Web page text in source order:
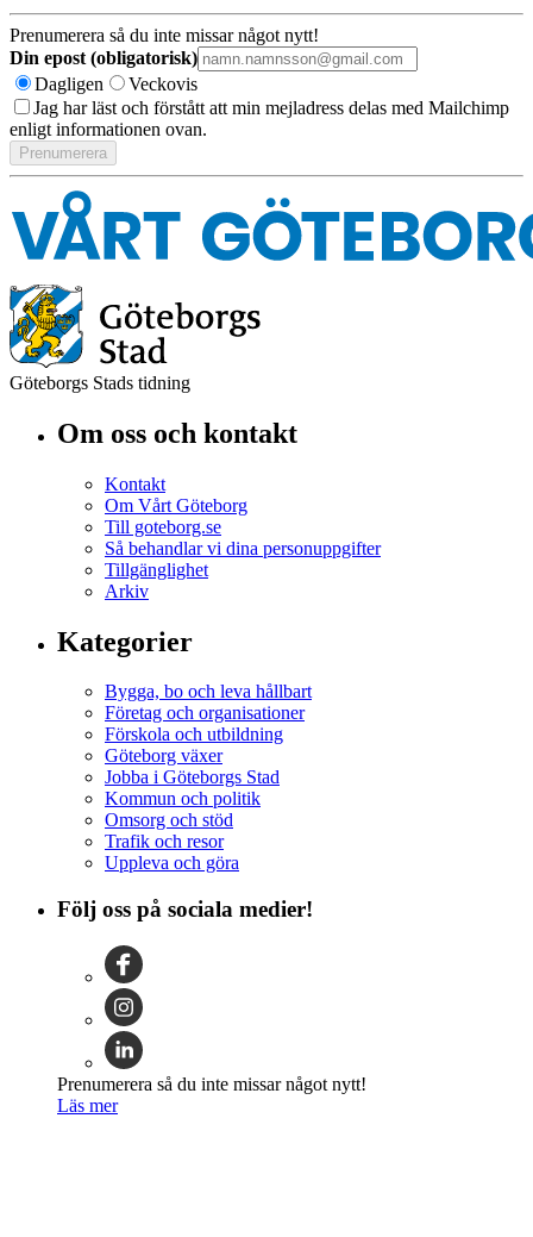
Prenumerera så du inte missar något nytt!
Din epost (obligatorisk)
Dagligen
Veckovis
Jag har läst och förstått att min mejladress delas med Mailchimp
enligt informationen ovan.
Göteborgs Stads tidning
Om oss och kontakt
Kontakt
Om Vårt Göteborg
Till goteborg.se
Så behandlar vi dina personuppgifter
Tillgänglighet
Arkiv
Kategorier
Bygga, bo och leva hållbart
Företag och organisationer
Förskola och utbildning
Göteborg växer
Jobba i Göteborgs Stad
Kommun och politik
Omsorg och stöd
Trafik och resor
Uppleva och göra
Följ oss på sociala medier!
Prenumerera så du inte missar något nytt!
Läs mer